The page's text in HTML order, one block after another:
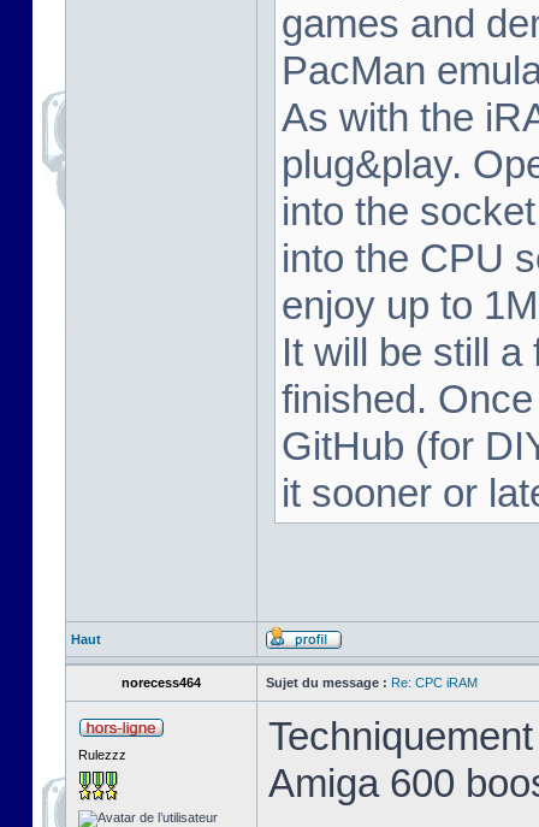
games and
PacMan
As with the
plug&play.
into the
into the CPU
enjoy up to
It will be still
finished.
GitHub (for
it sooner or
Haut
norecess464 Sujet du message : Re: CPC iRAM
Rulezzz
Amiga 600